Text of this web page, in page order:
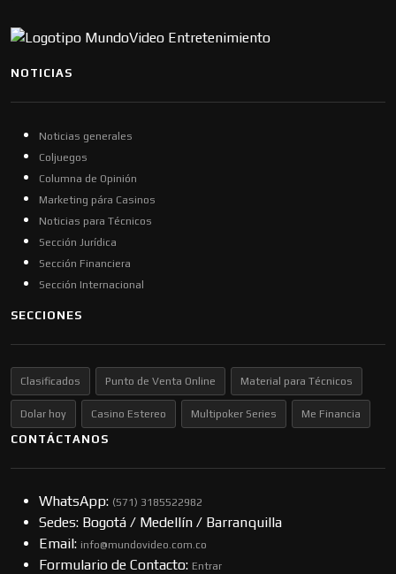
NOTICIAS
Noticias generales
Coljuegos
Columna de Opinión
Marketing pára Casinos
Noticias para Técnicos
Sección Jurídica
Sección Financiera
Sección Internacional
SECCIONES
Clasificados Punto de Venta Online Material para Técnicos
Dolar hoy Casino Estereo Multipoker Series Me Financia
CONTÁCTANOS
WhatsApp: (57​​1) 3185522982
Sedes: Bogotá / Medellín / Barranquilla
Email: info@mundovideo.com.co
Formulario de Contacto: Entrar